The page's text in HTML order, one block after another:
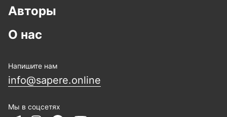
Авторы
О нас
Напишите нам
info@sapere.online
Мы в соцсетях